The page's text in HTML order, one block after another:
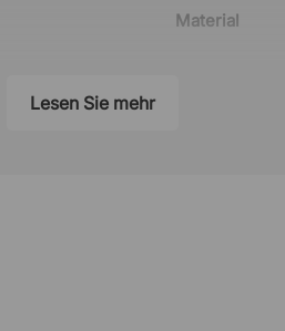
Material
Lesen Sie mehr